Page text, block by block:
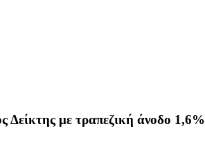
Δείκτης με τραπεζική άνοδο 1,6%